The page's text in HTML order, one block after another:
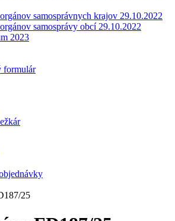
samosprávnych krajov 29.10.2022
samosprávy obcí 29.10.2022
2023
formulár
25